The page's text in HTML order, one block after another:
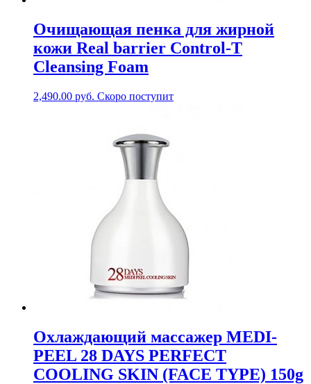
Очищающая пенка для жирной
кожи Real barrier Control-T
Cleansing Foam
2,490.00 руб. Скоро поступит
Охлаждающий массажер MEDI-
PEEL 28 DAYS PERFECT
COOLING SKIN (FACE TYPE) 150g